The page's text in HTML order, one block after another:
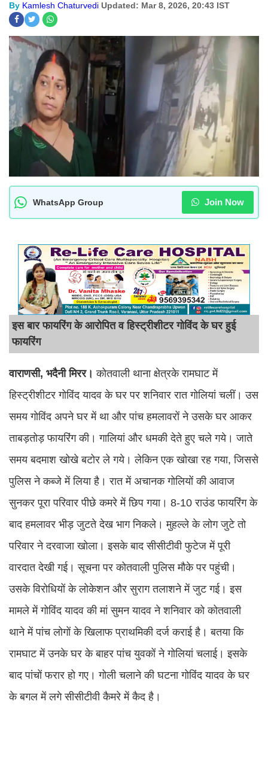
By Kamlesh Chaturvedi Updated: Mar 8, 2026, 20:43 IST
WhatsApp Group Join Now
इस बार फायरिंग के आरोपित व हिस्ट्रीशीटर गोविंद के घर हुई
फायरिंग
वाराणसी, भदैनी मिरर।कोतवाली थाना क्षेत्रके रामघाट में
हिस्ट्रीशीटर गोविंद यादव के घर पर शनिवार रात गोलियां चलीं। उस
समय गोविंद अपने घर में था और पांच हमलावरों ने उसके घर आकर
ताबड़तोड़ फायरिंग की। गालियां और धमकी देते हुए चले गये। जाते
समय बदमाश खोखे बटोर ले गये। लेकिन एक खोखा रह गया, जिससे
पुलिस ने कब्जे में लिया है। रात में अचानक गोलियों की आवाज
सुनकर पूरा परिवार पीछे कमरे में छिप गया। 8-10 राउंड फायरिंग के
बाद हमलावर भीड़ जुटते देख भाग निकले। मुहल्ले के लोग जुटे तो
परिवार ने दरवाजा खोला। इसके बाद सीसीटीवी फुटेज में पूरी
वारदात देखी गई। सूचना पर कोतवाली पुलिस मौके पर पहुंची।
उसके विरोधियों के लोकेशन और सुराग तलाशने में जुट गई। इस
मामले में गोविंद यादव की मां सुमन यादव ने शनिवार को कोतवाली
थाने में पांच लोगों के खिलाफ प्राथमिकी दर्ज कराई है। बतया कि
रामघाट में उनके घर के बाहर पांच युवकों ने गोलियां चलाई। इसके
बाद पांचों फरार हो गए। गोली चलाने की घटना गोविंद यादव के घर
के बगल में लगे सीसीटीवी कैमरे में कैद है।